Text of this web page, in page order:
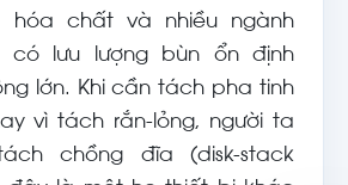
hóa chất và nhiều ngành
có lưu lượng bùn ổn định
lớn. Khi cần tách pha tinh
vì tách rắn-lỏng, người ta
chồng đĩa (disk-stack